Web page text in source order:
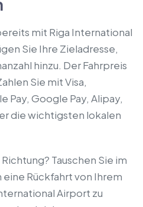
mit Riga International
Sie Ihre Zieladresse,
hinzu. Der Fahrpreis
Sie mit Visa,
Pay, Google Pay, Alipay,
die wichtigsten lokalen
Tauschen Sie im
eine Rückfahrt von Ihrem
Airport zu